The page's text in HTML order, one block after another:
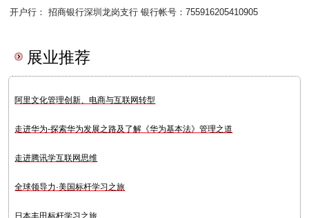
开户行： 招商银行深圳龙岗支行 银行帐号：755916205410905
展业推荐
阿里文化管理创新、电商与互联网转型
走进华为-探索华为发展之路及了解《华为基本法》管理之道
走进腾讯学互联网思维
全球领导力·美国标杆学习之旅